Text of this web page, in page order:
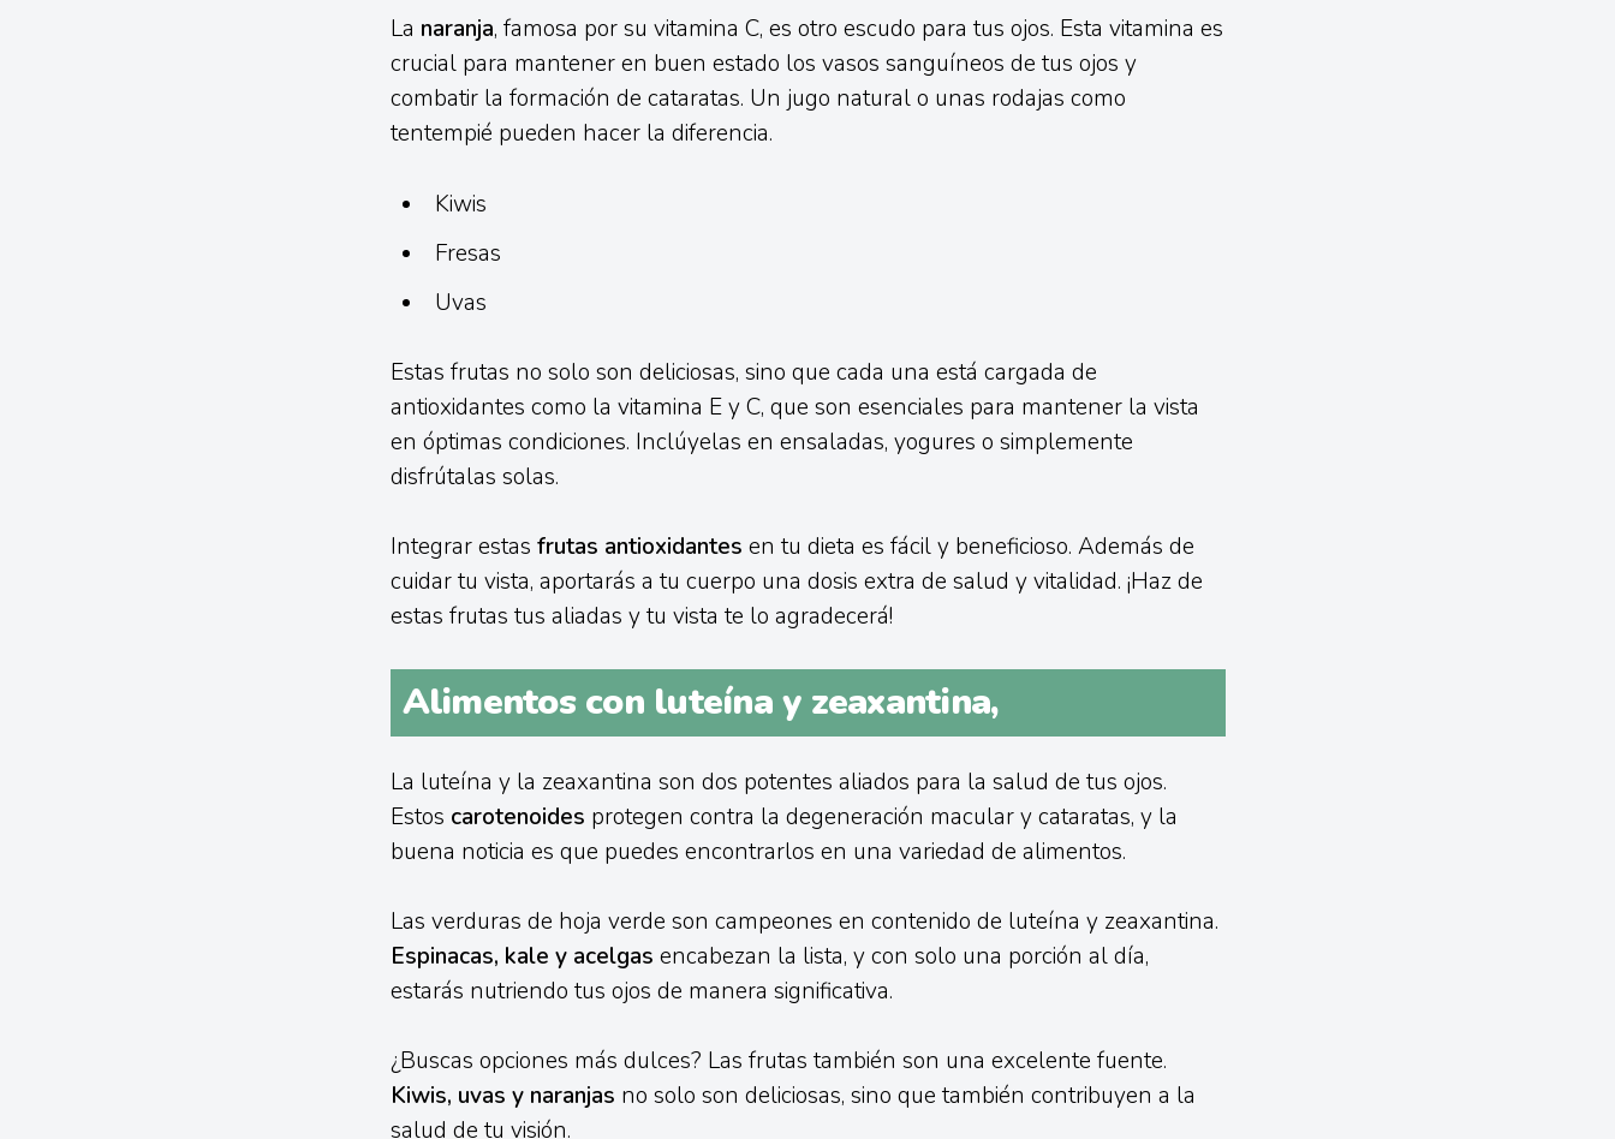
La naranja, famosa por su vitamina C, es otro escudo para tus ojos. Esta vitamina es
crucial para mantener en buen estado los vasos sanguíneos de tus ojos y
combatir la formación de cataratas. Un jugo natural o unas rodajas como
tentempié pueden hacer la diferencia.
Kiwis
Fresas
Uvas
Estas frutas no solo son deliciosas, sino que cada una está cargada de
antioxidantes como la vitamina E y C, que son esenciales para mantener la vista
en óptimas condiciones. Inclúyelas en ensaladas, yogures o simplemente
disfrútalas solas.
Integrar estas frutas antioxidantes en tu dieta es fácil y beneficioso. Además de
cuidar tu vista, aportarás a tu cuerpo una dosis extra de salud y vitalidad. ¡Haz de
estas frutas tus aliadas y tu vista te lo agradecerá!
Alimentos con luteína y zeaxantina,
La luteína y la zeaxantina son dos potentes aliados para la salud de tus ojos.
Estos carotenoides protegen contra la degeneración macular y cataratas, y la
buena noticia es que puedes encontrarlos en una variedad de alimentos.
Las verduras de hoja verde son campeones en contenido de luteína y zeaxantina.
Espinacas, kale y acelgas encabezan la lista, y con solo una porción al día,
estarás nutriendo tus ojos de manera significativa.
¿Buscas opciones más dulces? Las frutas también son una excelente fuente.
Kiwis, uvas y naranjas no solo son deliciosas, sino que también contribuyen a la
salud de tu visión.